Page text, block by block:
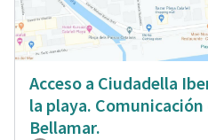
Acceso a Ciudadella
la playa. Comunicación
Bellamar.